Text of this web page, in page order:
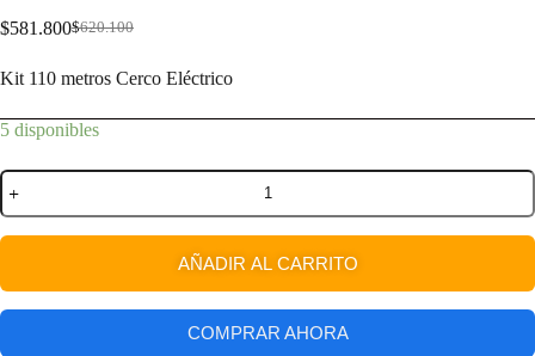
$620.100
$581.800
Kit 110 metros Cerco Eléctrico
5 disponibles
AÑADIR AL CARRITO
COMPRAR AHORA